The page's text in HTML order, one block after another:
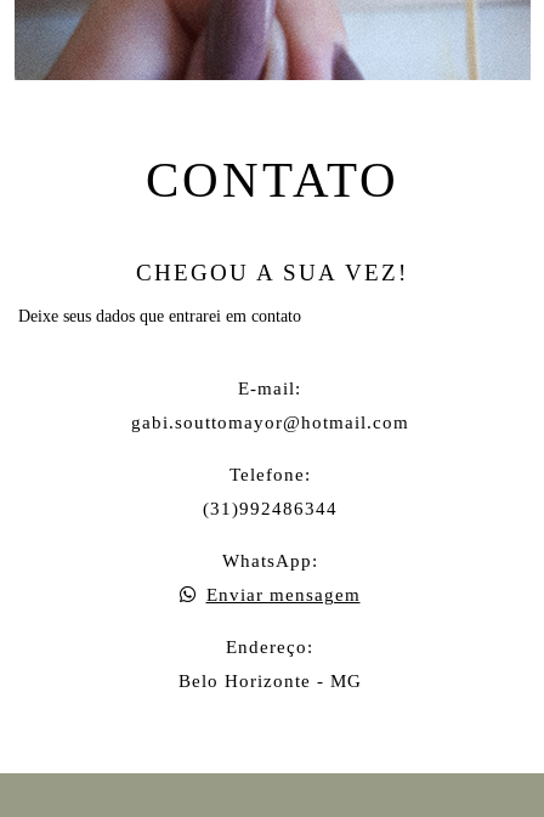
CONTATO
CHEGOU A SUA VEZ!
Deixe seus dados que entrarei em contato
E-mail:
gabi.souttomayor@hotmail.com
Telefone:
(31)992486344
WhatsApp:
Enviar mensagem
Endereço:
Belo Horizonte - MG